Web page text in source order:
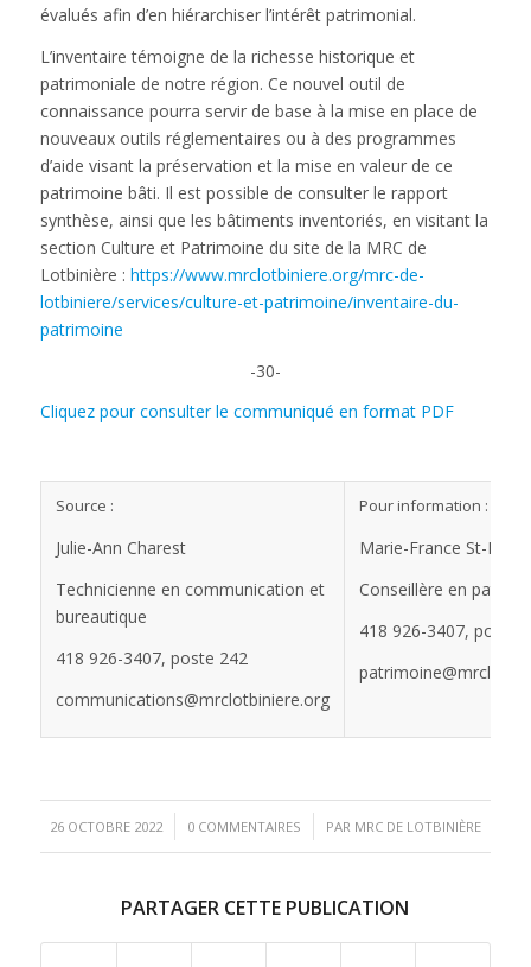
évalués afin d’en hiérarchiser l’intérêt patrimonial.
L’inventaire témoigne de la richesse historique et
patrimoniale de notre région. Ce nouvel outil de
connaissance pourra servir de base à la mise en place de
nouveaux outils réglementaires ou à des programmes
d’aide visant la préservation et la mise en valeur de ce
patrimoine bâti. Il est possible de consulter le rapport
synthèse, ainsi que les bâtiments inventoriés, en visitant la
section Culture et Patrimoine du site de la MRC de
Lotbinière : https://www.mrclotbiniere.org/mrc-de-
lotbiniere/services/culture-et-patrimoine/inventaire-du-
patrimoine
-30-
Cliquez pour consulter le communiqué en format PDF
Source :
Julie-Ann Charest
Technicienne en communication et
bureautique
418 926-3407, poste 242
communications@mrclotbiniere.org
Pour information :
Marie-France St-
Conseillère en
418 926-3407, poste
26 OCTOBRE 2022
/ 0 COMMENTAIRES
/ PAR MRC DE LOTBINIÈRE
PARTAGER CETTE PUBLICATION